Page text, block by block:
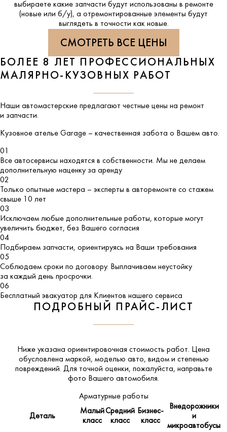
выбираете какие запчасти будут использованы в ремонте
(новые или б/у), а отремонтированные элементы будут
выглядеть в точности как новые.
СМОТРЕТЬ ВСЕ ЦЕНЫ
БОЛЕЕ 8 ЛЕТ ПРОФЕССИОНАЛЬНЫХ
МАЛЯРНО-КУЗОВНЫХ РАБОТ
Наши автомастерские предлагают честные цены на ремонт
и запчасти.
Кузовное ателье Garage – качественная забота о Вашем авто.
01
Все автосервисы находятся в собственности. Мы не делаем
дополнительную наценку за аренду
02
Только опытные мастера – эксперты в авторемонте со стажем
свыше 10 лет
03
Исключаем любые дополнительные работы, которые могут
увеличить бюджет, без Вашего согласия
04
Подбираем запчасти, ориентируясь на Ваши требования
05
Соблюдаем сроки по договору. Выплачиваем неустойку
за каждый день просрочки.
06
Бесплатный эвакуатор для Клиентов нашего сервиса
ПОДРОБНЫЙ ПРАЙС-ЛИСТ
Ниже указана ориентировочная стоимость работ. Цена
обусловлена маркой, моделью авто, видом и степенью
повреждений. Для точной оценки, пожалуйста, направьте
фото Вашего автомобиля.
Арматурные работы
Деталь
Малый
класс
Средний
класс
Бизнес-
класс
Внедорожники
и
микроавтобусы